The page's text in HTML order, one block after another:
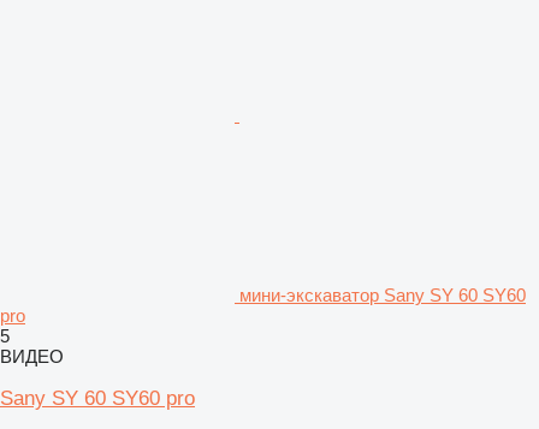
мини-экскаватор Sany SY 60 SY60
pro
5
ВИДЕО
Sany SY 60 SY60 pro